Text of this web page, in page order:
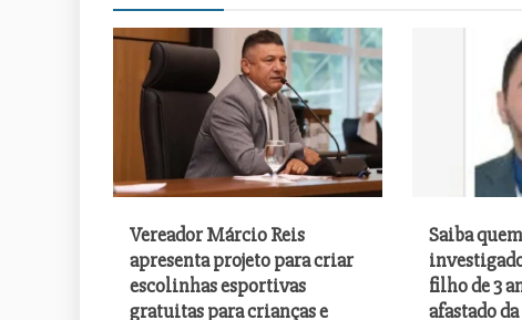
Vereador Márcio Reis
apresenta projeto para criar
escolinhas esportivas
gratuitas para crianças e
Saiba
filho de 3
afastado
Márcio Reis apresenta projeto para
esportivas gratuitas para
adolescentes em Palmas
Saiba quem é o advogado
morte do filho de 3 anos que
da OAB após denúncia de